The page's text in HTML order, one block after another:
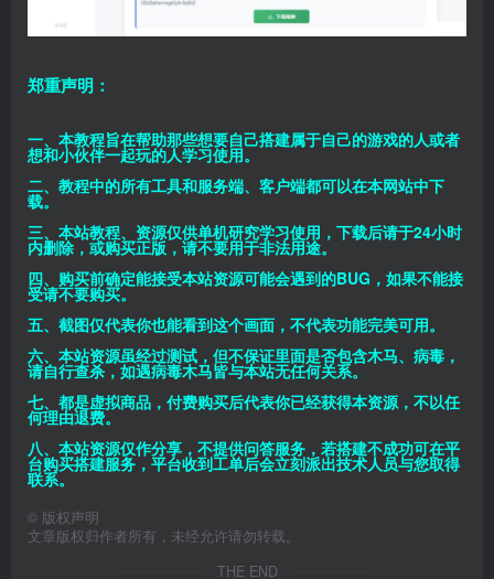
郑重声明：
一、本教程旨在帮助那些想要自己搭建属于自己的游戏的人或者
想和小伙伴一起玩的人学习使用。
二、教程中的所有工具和服务端、客户端都可以在本网站中下
载。
三、本站教程、资源仅供单机研究学习使用，下载后请于24小时
内删除，或购买正版，请不要用于非法用途。
四、购买前确定能接受本站资源可能会遇到的BUG，如果不能接
受请不要购买。
五、截图仅代表你也能看到这个画面，不代表功能完美可用。
六、本站资源虽经过测试，但不保证里面是否包含木马、病毒，
请自行查杀，如遇病毒木马皆与本站无任何关系。
七、都是虚拟商品，付费购买后代表你已经获得本资源，不以任
何理由退费。
八、本站资源仅作分享，不提供问答服务，若搭建不成功可在平
台购买搭建服务，平台收到工单后会立刻派出技术人员与您取得
联系。
© 版权声明
文章版权归作者所有，未经允许请勿转载。
THE END